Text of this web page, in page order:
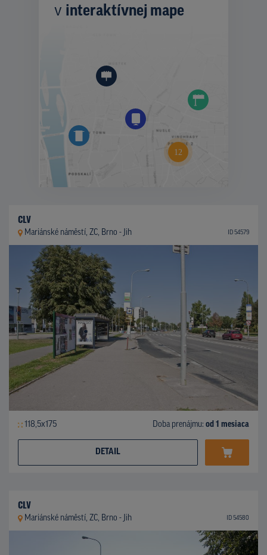
v interaktívnej mape
CLV
Mariánské náměstí, ZC, Brno - Jih ID 54579
118,5x175 Doba prenájmu: od 1 mesiaca
DETAIL
CLV
Mariánské náměstí, ZC, Brno - Jih ID 54580